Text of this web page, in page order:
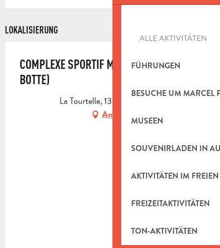
ALLE AKTIVITÄTEN
FÜHRUNGEN
BESUCHE UM MARCEL
MUSEEN
SOUVENIRLADEN IN
AKTIVITÄTEN IM FREIEN
FREIZEITAKTIVITÄTEN
TON-AKTIVITÄTEN
LOKALISIERUNG
COMPLEXE SPORTIF MESSONES (EX LA
BOTTE)
La Tourtelle, 13400 Aubagne
Anfahrt